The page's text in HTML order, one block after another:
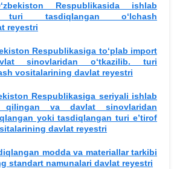
Respublikasida ishlab
turi tasdiqlangan o‘lchash
reyestri
Respublikasiga to‘plab import
sinovlaridan o‘tkazilib. turi
vositalarining davlat reyestri
Respublikasiga seriyali ishlab
qilingan va davlat sinovlaridan
yoki tasdiqlangan turi e’tirof
davlat reyestri
modda va materiallar tarkibi
standart namunalari davlat reyestri